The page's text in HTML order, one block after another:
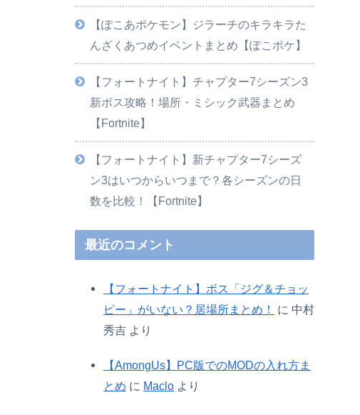
【ぽこあポケモン】ジラーチのキラキラた
んざくあつめイベントまとめ【ぽこポケ】
【フォートナイト】チャプター7シーズン3
新ボス攻略！場所・ミシック武器まとめ
【Fortnite】
【フォートナイト】新チャプター7シーズ
ン3はいつからいつまで？各シーズンの日
数を比較！【Fortnite】
最近のコメント
【フォートナイト】ボス「ジグ＆チョッ
ピー」がいない？居場所まとめ！
に 中村
秀吉 より
【AmongUs】PC版でのMODの入れ方ま
とめ に Maclo より